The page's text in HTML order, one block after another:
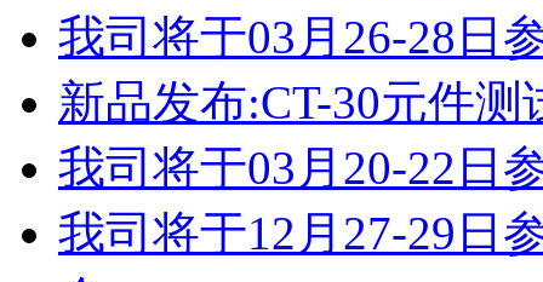
我司将于03月26-28日
新品发布:CT-30元件测
我司将于03月20-22日
我司将于12月27-29日